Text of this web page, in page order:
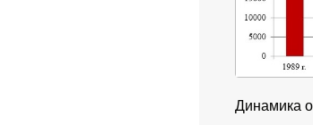
Динамика